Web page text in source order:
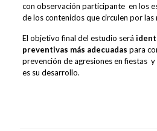
con observación participante en los
de los contenidos que circulen por las
El objetivo final del estudio será
preventivas más adecuadas para
prevención de agresiones en fiestas
es su desarrollo.